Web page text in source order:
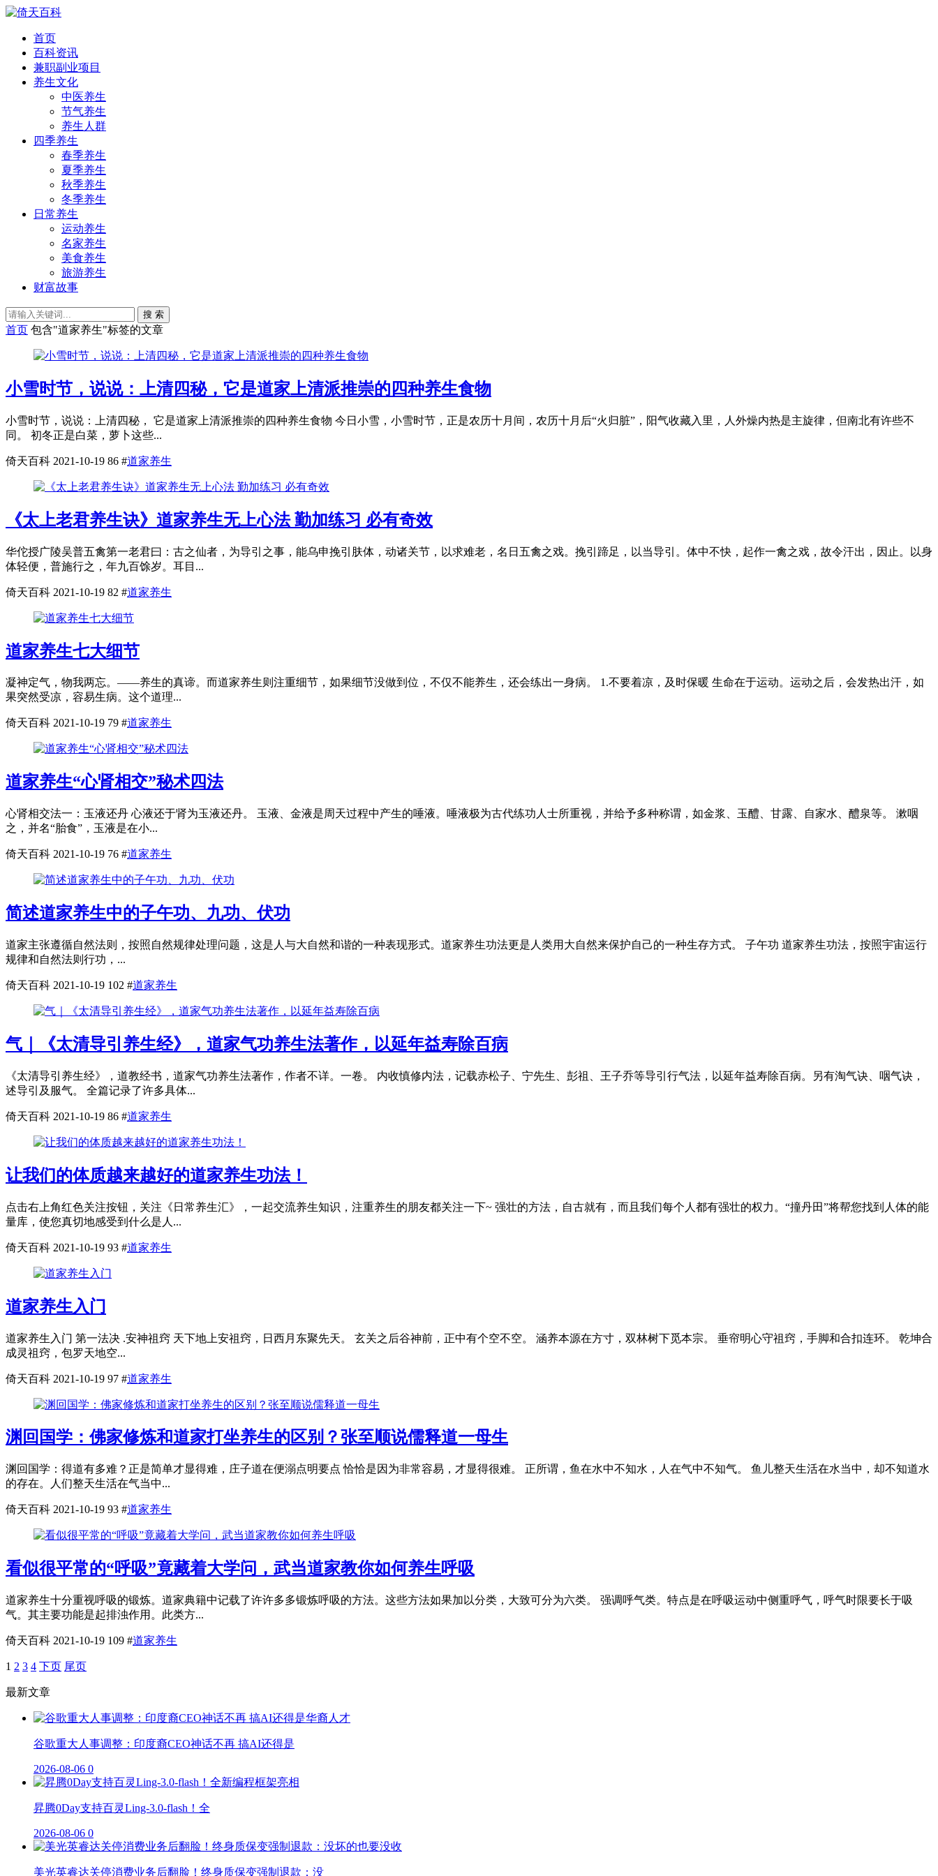
首页
百科资讯
兼职副业项目
养生文化
中医养生
节气养生
养生人群
四季养生
春季养生
夏季养生
秋季养生
冬季养生
日常养生
运动养生
名家养生
美食养生
旅游养生
财富故事
搜 索
首页 包含"道家养生"标签的文章
小雪时节，说说：上清四秘，它是道家上清派推崇的四种养生食物
小雪时节，说说：上清四秘， 它是道家上清派推崇的四种养生食物 今日小雪，小雪时节，正是农历十月间，农历十月后“火归脏”，阳气收藏入里，人外燥内热是主旋律，但南北有许些不
同。 初冬正是白菜，萝卜这些...
倚天百科 2021-10-19 86 #道家养生
《太上老君养生诀》道家养生无上心法 勤加练习 必有奇效
华佗授广陵吴普五禽第一老君曰：古之仙者，为导引之事，能乌申挽引肤体，动诸关节，以求难老，名日五禽之戏。挽引蹄足，以当导引。体中不快，起作一禽之戏，故令汗出，因止。以身
体轻便，普施行之，年九百馀岁。耳目...
倚天百科 2021-10-19 82 #道家养生
道家养生七大细节
凝神定气，物我两忘。——养生的真谛。而道家养生则注重细节，如果细节没做到位，不仅不能养生，还会练出一身病。 1.不要着凉，及时保暖 生命在于运动。运动之后，会发热出汗，如
果突然受凉，容易生病。这个道理...
倚天百科 2021-10-19 79 #道家养生
道家养生“心肾相交”秘术四法
心肾相交法一：玉液还丹 心液还于肾为玉液还丹。 玉液、金液是周天过程中产生的唾液。唾液极为古代练功人士所重视，并给予多种称谓，如金浆、玉醴、甘露、自家水、醴泉等。 漱咽
之，并名“胎食”，玉液是在小...
倚天百科 2021-10-19 76 #道家养生
简述道家养生中的子午功、九功、伏功
道家主张遵循自然法则，按照自然规律处理问题，这是人与大自然和谐的一种表现形式。道家养生功法更是人类用大自然来保护自己的一种生存方式。 子午功 道家养生功法，按照宇宙运行
规律和自然法则行功，...
倚天百科 2021-10-19 102 #道家养生
气｜《太清导引养生经》，道家气功养生法著作，以延年益寿除百病
《太清导引养生经》，道教经书，道家气功养生法著作，作者不详。一卷。 内收慎修内法，记载赤松子、宁先生、彭祖、王子乔等导引行气法，以延年益寿除百病。另有淘气诀、咽气诀，
述导引及服气。 全篇记录了许多具体...
倚天百科 2021-10-19 86 #道家养生
让我们的体质越来越好的道家养生功法！
点击右上角红色关注按钮，关注《日常养生汇》，一起交流养生知识，注重养生的朋友都关注一下~ 强壮的方法，自古就有，而且我们每个人都有强壮的权力。“撞丹田”将帮您找到人体的能
量库，使您真切地感受到什么是人...
倚天百科 2021-10-19 93 #道家养生
道家养生入门
道家养生入门 第一法决 .安神祖窍 天下地上安祖窍，日西月东聚先天。 玄关之后谷神前，正中有个空不空。 涵养本源在方寸，双林树下觅本宗。 垂帘明心守祖窍，手脚和合扣连环。 乾坤合
成灵祖窍，包罗天地空...
倚天百科 2021-10-19 97 #道家养生
渊回国学：佛家修炼和道家打坐养生的区别？张至顺说儒释道一母生
渊回国学：得道有多难？正是简单才显得难，庄子道在便溺点明要点 恰恰是因为非常容易，才显得很难。 正所谓，鱼在水中不知水，人在气中不知气。 鱼儿整天生活在水当中，却不知道水
的存在。人们整天生活在气当中...
倚天百科 2021-10-19 93 #道家养生
看似很平常的“呼吸”竟藏着大学问，武当道家教你如何养生呼吸
道家养生十分重视呼吸的锻炼。道家典籍中记载了许许多多锻炼呼吸的方法。这些方法如果加以分类，大致可分为六类。 强调呼气类。特点是在呼吸运动中侧重呼气，呼气时限要长于吸
气。其主要功能是起排浊作用。此类方...
倚天百科 2021-10-19 109 #道家养生
1 2 3 4 下页 尾页
最新文章
谷歌重大人事调整：印度裔CEO神话不再 搞AI还得是
2026-08-06 0
昇腾0Day支持百灵Ling-3.0-flash！全
2026-08-06 0
美光英睿达关停消费业务后翻脸！终身质保变强制退款：没